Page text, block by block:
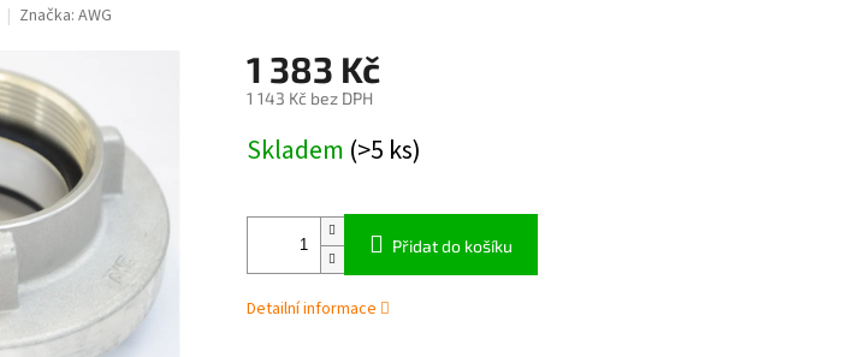
Značka: AWG
1 383 Kč
1 143 Kč bez DPH
cena:
Skladem (>5 ks)
Přidat do košíku
Detailní informace